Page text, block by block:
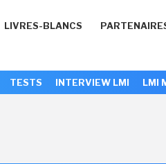
LIVRES-BLANCS
TESTS INTERVIEW LMI LMI